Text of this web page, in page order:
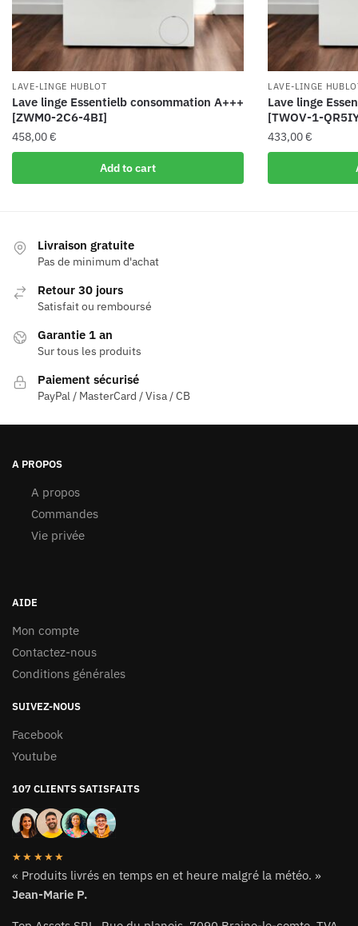
LAVE-LINGE HUBLOT
Lave linge Essentielb consommation A+++
[ZWM0-2C6-4BI]
458,00€
Add to cart
LAVE-LINGE
Lave linge
[TWOV-1-
433,00€
Livraison gratuite
Pas de minimum d'achat
Retour 30 jours
Satisfait ou remboursé
Garantie 1 an
Sur tous les produits
Paiement sécurisé
PayPal / MasterCard / Visa / CB
A PROPOS
A propos
Commandes
Vie privée
AIDE
Mon compte
Contactez-nous
Conditions générales
SUIVEZ-NOUS
Facebook
Youtube
107 CLIENTS SATISFAITS
★★★★★
« Produits livrés en temps en et heure malgré la météo. »
Jean-Marie P.